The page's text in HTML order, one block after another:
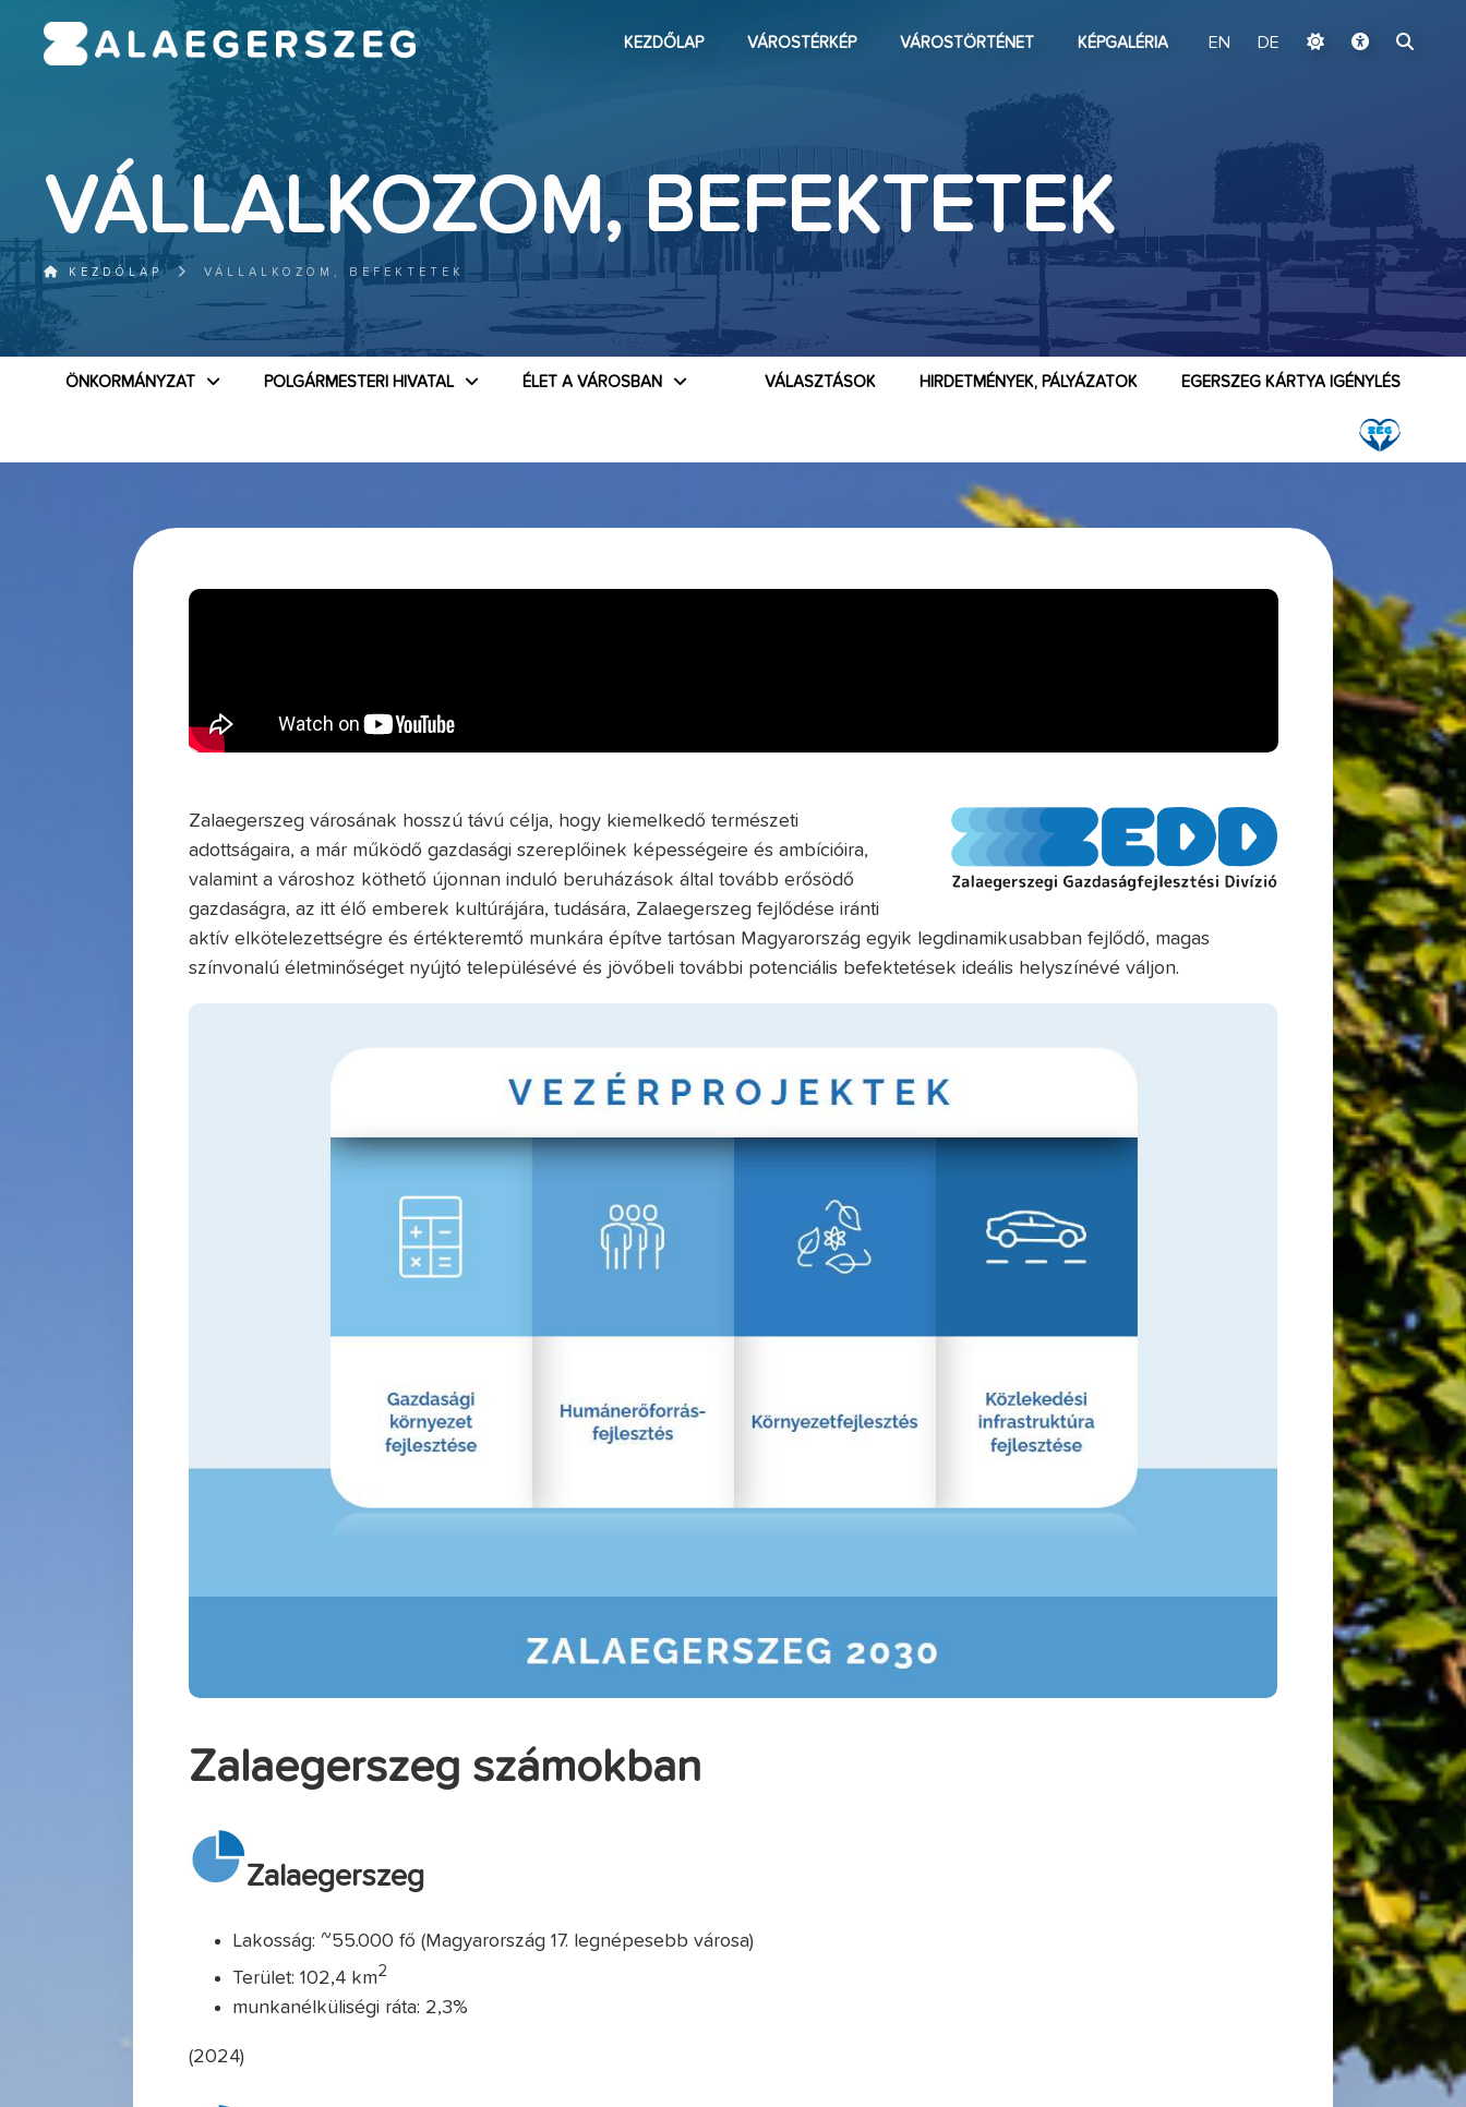
KEZDŐLAP VÁROSTÉRKÉP VÁROSTÖRTÉNET KÉPGALÉRIA EN DE
VÁLLALKOZOM, BEFEKTETEK
KEZDŐLAP VÁLLALKOZOM, BEFEKTETEK
ÖNKORMÁNYZAT POLGÁRMESTERI HIVATAL ÉLET A VÁROSBAN EGERSZEG KÁRTYA IGÉNYLÉS
HIRDETMÉNYEK, PÁLYÁZATOK
VÁLASZTÁSOK
Zalaegerszeg városának hosszú távú célja, hogy kiemelkedő természeti
adottságaira, a már működő gazdasági szereplőinek képességeire és ambícióira,
valamint a városhoz köthető újonnan induló beruházások által tovább erősödő
gazdaságra, az itt élő emberek kultúrájára, tudására, Zalaegerszeg fejlődése iránti
aktív elkötelezettségre és értékteremtő munkára építve tartósan Magyarország egyik legdinamikusabban fejlődő, magas
színvonalú életminőséget nyújtó településévé és jövőbeli további potenciális befektetések ideális helyszínévé váljon.
Zalaegerszeg számokban
Zalaegerszeg
Lakosság: ~55.000 fő (Magyarország 17. legnépesebb városa)
Terület: 102,4 km2
munkanélküliségi ráta: 2,3%
(2024)